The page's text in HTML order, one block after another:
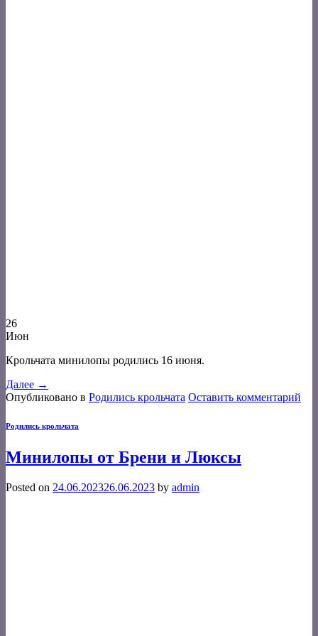
26
Июн
Крольчата минилопы родились 16 июня.
Далее →
Опубликовано в Родились крольчата Оставить комментарий
Родились крольчата
Минилопы от Брени и Люксы
Posted on 24.06.202326.06.2023 by admin